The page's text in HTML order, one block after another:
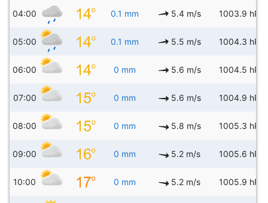
04:00 0.1 mm 5.4 m/s 1003.9 hPa
05:00 0.1 mm 5.5 m/s 1004.3 hPa
06:00 0 mm 5.6 m/s 1004.5 hPa
07:00 0 mm 5.6 m/s 1004.9 hPa
08:00 0 mm 5.8 m/s 1005.3 hPa
09:00 0 mm 5.2 m/s 1005.6 hPa
10:00 0 mm 5.2 m/s 1005.9 hPa